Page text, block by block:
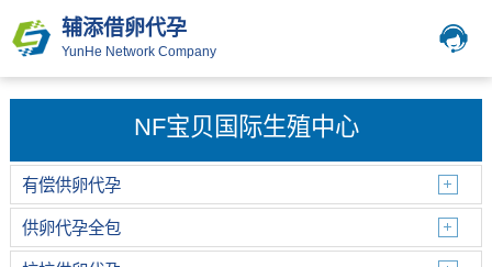
辅添借卵代孕
YunHe Network Company
NF宝贝国际生殖中心
有偿供卵代孕
供卵代孕全包